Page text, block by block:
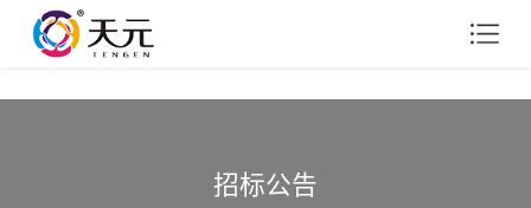
招标公告